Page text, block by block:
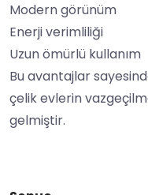
Modern görünüm
Enerji verimliliği
Uzun ömürlü kullanım
Bu avantajlar
çelik evlerin
gelmiştir.